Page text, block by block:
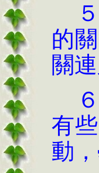
的
關
有
動